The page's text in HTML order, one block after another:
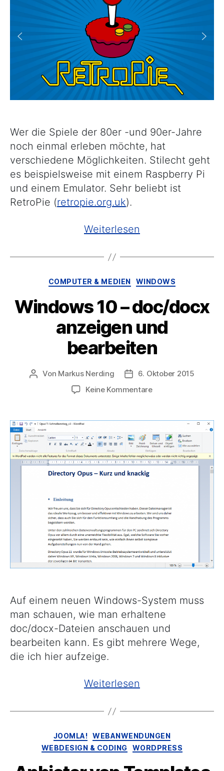
Wer die Spiele der 80er -und 90er-Jahre
noch einmal erleben möchte, hat
verschiedene Möglichkeiten. Stilecht geht
es beispielsweise mit einem Raspberry Pi
und einem Emulator. Sehr beliebt ist
RetroPie (retropie.org.uk).
Weiterlesen
Retro-
Kategorien
COMPUTER & MEDIEN WINDOWS
Windows 10 – doc/docx
anzeigen und
bearbeiten
Beitragsautor
Von Markus Nerding Veröffentlichungsdatum
6. Oktober 2015
Keine Kommentarezu
–
doc/docx
anzeigen
und
bearbeiten
Auf einem neuen Windows-System muss
man schauen, wie man erhaltene
doc/docx-Dateien anschauen und
bearbeiten kann. Es gibt mehrere Wege,
die ich hier aufzeige.
Weiterlesen
–
anzeigen
Kategorien
JOOMLA!
WEBANWENDUNGEN
WEBDESIGN & CODING
WORDPRESS